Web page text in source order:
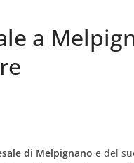
a
di Melpignano e del